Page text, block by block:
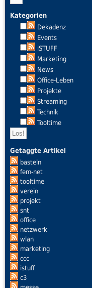
Kategorien
Dekadenz
Events
iSTUFF
Marketing
News
Office-Leben
Projekte
Streaming
Technik
Tooltime
Getaggte Artikel
basteln
fem-net
tooltime
verein
projekt
snt
office
netzwerk
wlan
marketing
ccc
istuff
c3